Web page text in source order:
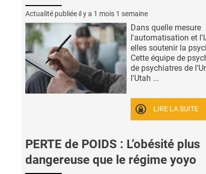
Actualité publiée il y a 1 mois 1 semaine
Dans quelle mesure
l'automatisation et
elles soutenir la
Cette équipe de
de psychiatres de
l'Utah ...
LIRE LA SUITE
PERTE de POIDS : L’obésité plus
dangereuse que le régime yoyo